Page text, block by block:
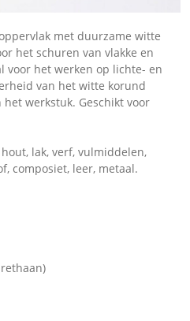
met duurzame witte
het schuren van vlakke en
voor het werken op lichte- en
van het witte korund
werkstuk. Geschikt voor
lak, verf, vulmiddelen,
composiet, leer, metaal.